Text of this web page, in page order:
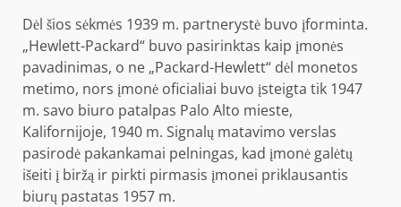
Dėl šios sėkmės 1939 m. partnerystė buvo įforminta.
„Hewlett-Packard“ buvo pasirinktas kaip įmonės
pavadinimas, o ne „Packard-Hewlett“ dėl monetos
metimo, nors įmonė oficialiai buvo įsteigta tik 1947
m. savo biuro patalpas Palo Alto mieste,
Kalifornijoje, 1940 m. Signalų matavimo verslas
pasirodė pakankamai pelningas, kad įmonė galėtų
išeiti į biržą ir pirkti pirmasis įmonei priklausantis
biurų pastatas 1957 m.